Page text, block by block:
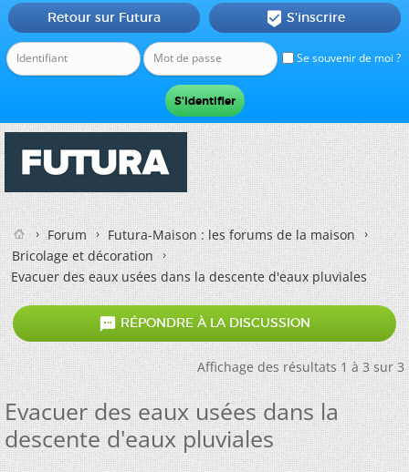
Se souvenir de moi ?
Retour sur Futura  S'inscrire
Forum
Futura-Maison : les forums de la maison
Bricolage et décoration
Evacuer des eaux usées dans la descente d'eaux pluviales
 RÉPONDRE À LA DISCUSSION
Affichage des résultats 1 à 3 sur 3
Evacuer des eaux usées dans la
descente d'eaux pluviales